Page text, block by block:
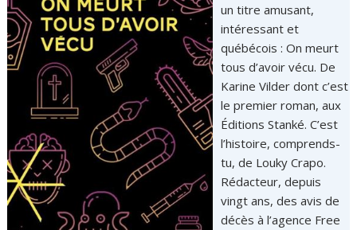
un titre amusant,
intéressant et
québécois : On meurt
tous d’avoir vécu. De
Karine Vilder dont c’est
le premier roman, aux
Éditions Stanké. C’est
l’histoire, comprends-
tu, de Louky Crapo.
Rédacteur, depuis
vingt ans, des avis de
décès à l’agence Free